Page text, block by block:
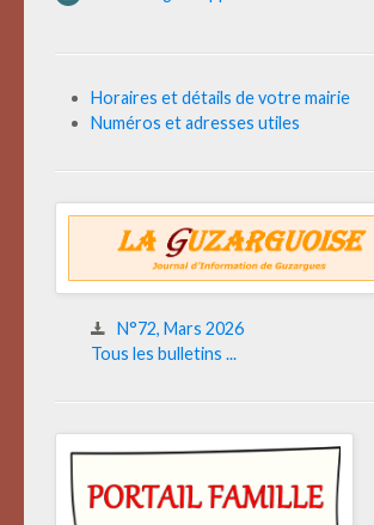
Horaires et détails de votre mairie
Numéros et adresses utiles
N°72, Mars 2026
Tous les bulletins ...